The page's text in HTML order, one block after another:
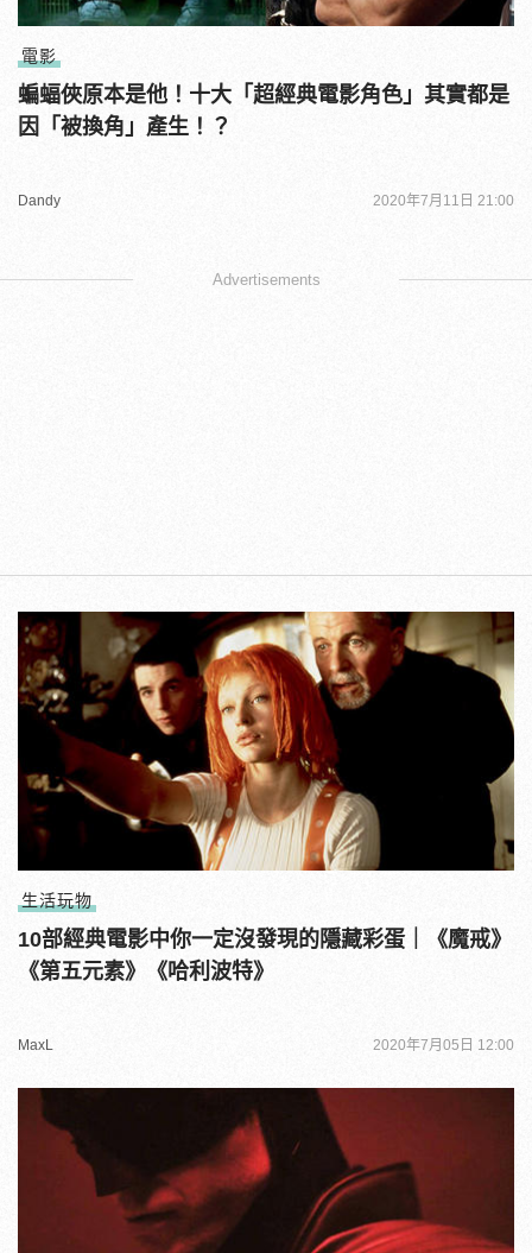
電影
蝙蝠俠原本是他！十大「超經典電影角色」其實都是
因「被換角」產生！？
Dandy 2020年7月11日 21:00
Advertisements
生活玩物
10部經典電影中你一定沒發現的隱藏彩蛋｜《魔戒》
《第五元素》《哈利波特》
MaxL 2020年7月05日 12:00